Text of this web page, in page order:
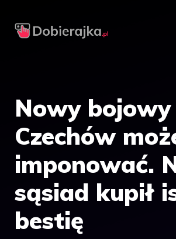
Nowy
Czechów
imponować.
sąsiad kupił
bestię